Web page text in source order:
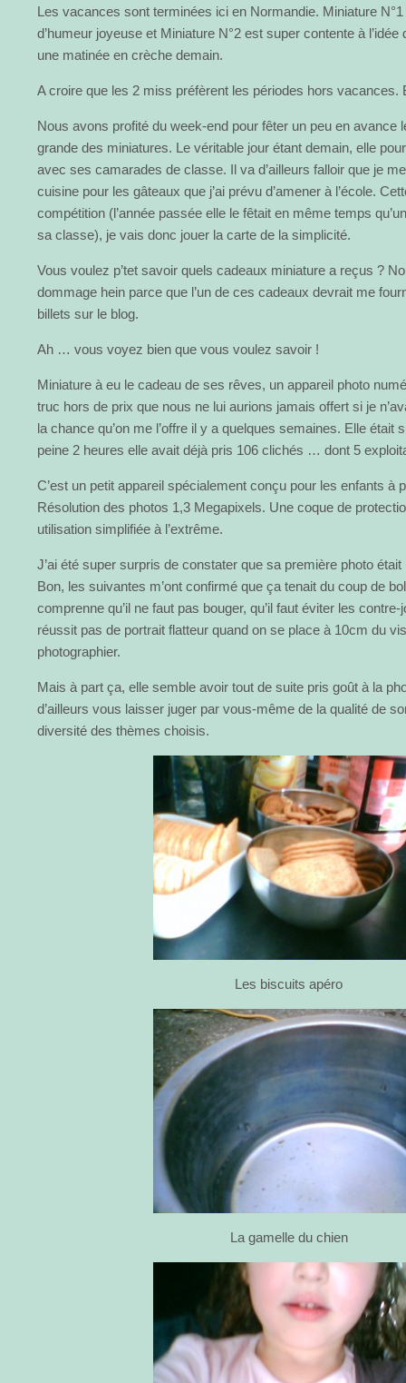
Les vacances sont terminées ici en Normandie. Miniature N°1
d’humeur joyeuse et Miniature N°2 est super contente à
une matinée en crèche demain.
A croire que les 2 miss préfèrent les périodes hors vacances.
Nous avons profité du week-end pour fêter un peu en avance
grande des miniatures. Le véritable jour étant demain, elle
avec ses camarades de classe. Il va d’ailleurs falloir que je
cuisine pour les gâteaux que j’ai prévu d’amener à l’école.
compétition (l’année passée elle le fêtait en même temps
sa classe), je vais donc jouer la carte de la simplicité.
Vous voulez p’tet savoir quels cadeaux miniature a reçus ?
dommage hein parce que l’un de ces cadeaux devrait me
billets sur le blog.
Ah … vous voyez bien que vous voulez savoir !
Miniature à eu le cadeau de ses rêves, un appareil photo
truc hors de prix que nous ne lui aurions jamais offert si je
la chance qu’on me l’offre il y a quelques semaines. Elle était
peine 2 heures elle avait déjà pris 106 clichés … dont 5
C’est un petit appareil spécialement conçu pour les enfants à
Résolution des photos 1,3 Megapixels. Une coque de
utilisation simplifiée à l’extrême.
J’ai été super surpris de constater que sa première photo
Bon, les suivantes m’ont confirmé que ça tenait du coup de
comprenne qu’il ne faut pas bouger, qu’il faut éviter les contre-
réussit pas de portrait flatteur quand on se place à 10cm du
photographier.
Mais à part ça, elle semble avoir tout de suite pris goût à la
d’ailleurs vous laisser juger par vous-même de la qualité de
diversité des thèmes choisis.
Les biscuits apéro
La gamelle du chien